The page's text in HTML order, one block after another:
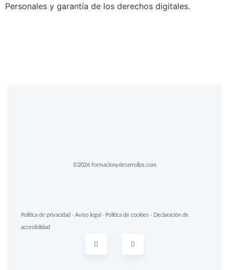
Personales y garantía de los derechos digitales.
©2026 formacionydesarrollos.com
Política de privacidad · Aviso legal · Política de cookies· Declaración de
accesibilidad